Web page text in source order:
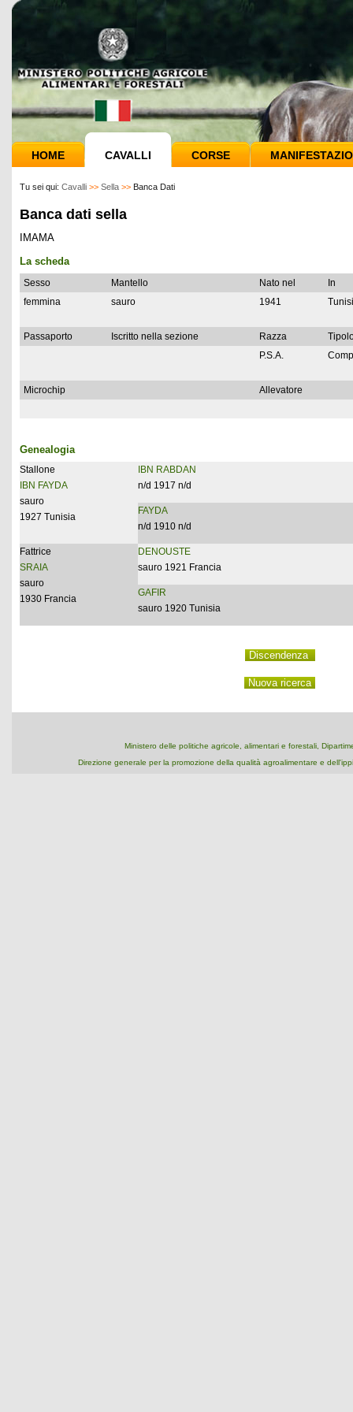
HOME CAVALLI CORSE
Tu sei qui: Cavalli >> Sella >> Banca Dati
Banca dati sella
IMAMA
La scheda
Sesso Mantello Nato nel
In
femmina
sauro 1941
Passaporto Iscritto nella sezione Razza
P.S.A.
Microchip Allevatore
Genealogia
Stallone
IBN FAYDA
sauro
1927 Tunisia
IBN RABDAN
n/d 1917 n/d
FAYDA
n/d 1910 n/d
Fattrice
SRAIA
sauro
1930 Francia
DENOUSTE
sauro 1921 Francia
GAFIR
sauro 1920 Tunisia
Ministero delle politiche agricole, alimentari e forestali,
Direzione generale per la promozione della qualità agroalimentare e